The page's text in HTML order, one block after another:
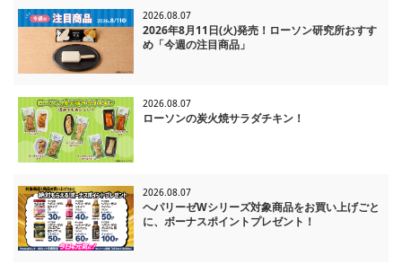
2026.08.07
2026年8月11日(火)発売！ローソン研究所おすす
め「今週の注目商品」
2026.08.07
ローソンの炭火焼サラダチキン！
2026.08.07
ヘパリーゼWシリーズ対象商品をお買い上げごと
に、ボーナスポイントプレゼント！